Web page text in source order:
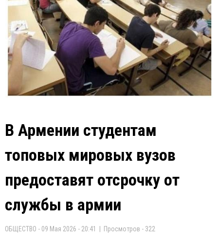
В Армении студентам
топовых мировых вузов
предоставят отсрочку от
службы в армии
ОБЩЕСТВО - 09 Мая 2026 - 20:41 | Просмотров - 322